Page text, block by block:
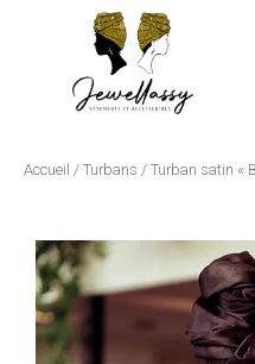
Accueil / Turbans / Turban satin «